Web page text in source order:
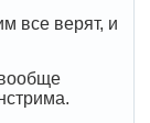
все верят, и